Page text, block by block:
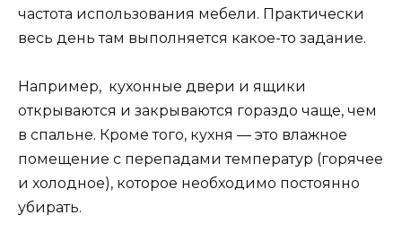
частота использования мебели. Практически
весь день там выполняется какое-то задание.
Например, кухонные двери и ящики
открываются и закрываются гораздо чаще, чем
в спальне. Кроме того, кухня — это влажное
помещение с перепадами температур (горячее
и холодное), которое необходимо постоянно
убирать.